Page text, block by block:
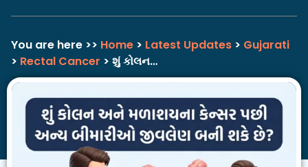
You are here >> Home > Latest Updates > Gujarati
> Rectal Cancer > શું કોલન…